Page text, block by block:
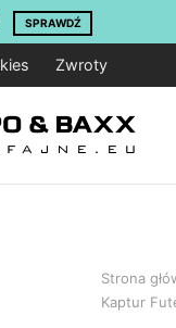
SPRAWDŹ
Zwroty
Strona
Kaptur